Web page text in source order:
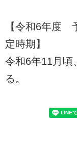
【令和6年度
定時期】
令和6年11月頃
る。